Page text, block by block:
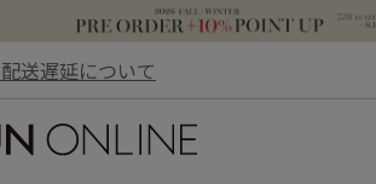
送遅延について